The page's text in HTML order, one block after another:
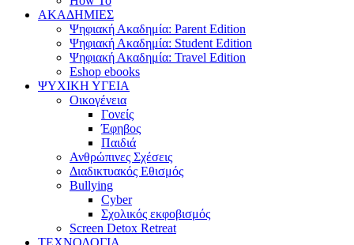
ΑΚΑΔΗΜΙΕΣ
Ψηφιακή Ακαδημία: Parent Edition
Ψηφιακή Ακαδημία: Student Edition
Ψηφιακή Ακαδημία: Travel Edition
Eshop ebooks
ΨΥΧΙΚΗ ΥΓΕΙΑ
Οικογένεια
Γονείς
Έφηβος
Παιδιά
Ανθρώπινες Σχέσεις
Διαδικτυακός Εθισμός
Bullying
Cyber
Σχολικός εκφοβισμός
Screen Detox Retreat
ΤΕΧΝΟΛΟΓΙΑ